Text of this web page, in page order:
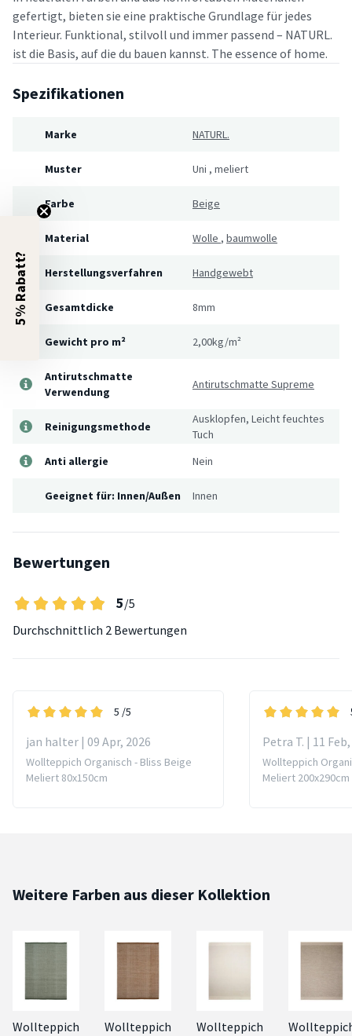
gefertigt, bieten sie eine praktische Grundlage für jedes
Interieur. Funktional, stilvoll und immer passend – NATURL.
ist die Basis, auf die du bauen kannst. The essence of home.
Spezifikationen
Marke NATURL.
Muster Uni , meliert
Farbe Beige
Material Wolle , baumwolle
Herstellungsverfahren Handgewebt
Gesamtdicke 8mm
Gewicht pro m² 2,00kg/m²
Antirutschmatte
Verwendung
Antirutschmatte Supreme
Reinigungsmethode
Ausklopfen, Leicht feuchtes
Tuch
Anti allergie
Nein
Geeignet für: Innen/Außen Innen
Bewertungen
5/5
Durchschnittlich 2 Bewertungen
5 /5
jan halter | 09 Apr, 2026
Wollteppich Organisch - Bliss Beige
Meliert 80x150cm
Petra T. | 11
Wollteppich
Meliert 200x290cm
Weitere Farben aus dieser Kollektion
Wollteppich
Wollteppich
Wollteppich
5% Rabatt?